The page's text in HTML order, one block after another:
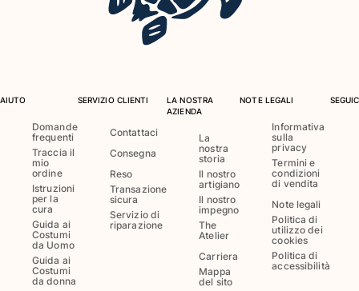
Rashguard
Abiti e Gonne
Pantaloncini
T-shirt
Vedi tutti i Abbigliamento
Neonato
AIUTO
Domande
frequenti
Traccia il
mio
ordine
Istruzioni
per la
cura
Guida ai
Costumi
da Uomo
Guida ai
Costumi
da donna
SERVIZIO CLIENTI
Contattaci
Consegna
Reso
Transazione
sicura
Servizio di
riparazione
LA NOSTRA
AZIENDA
La
nostra
storia
Il nostro
artigiano
Il nostro
impegno
The
Atelier
Carriera
Mappa
del sito
NOTE LEGALI
Informativa
sulla
privacy
Termini e
condizioni
di vendita
Note legali
Politica di
utilizzo dei
cookies
Politica di
accessibilità